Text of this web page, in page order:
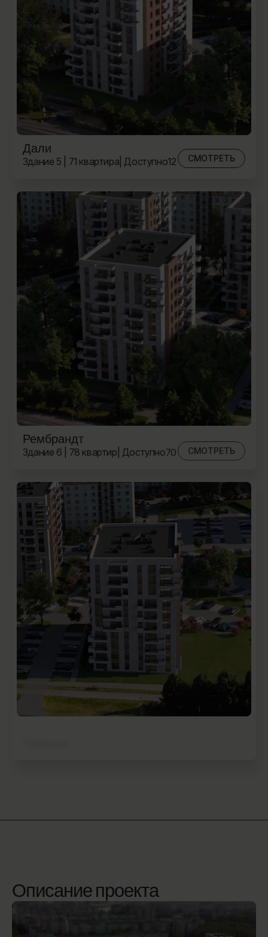
Дали
Здание 5 | 71 квартира | Доступно12 СМОТРЕТЬ
Рембрандт
Здание 6 | 78 квартир | Доступно70 СМОТРЕТЬ
Описание проекта